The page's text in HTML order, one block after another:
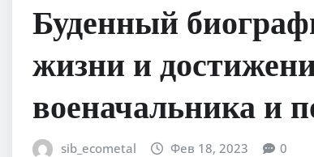
Буденный
жизни и
военачальника и
sib_ecometal Фев 18, 2023 0